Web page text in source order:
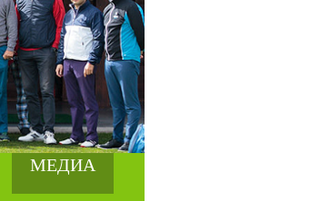
МЕДИА